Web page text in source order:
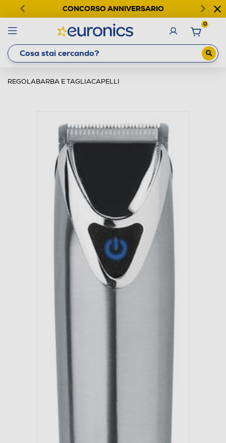
CONCORSO ANNIVERSARIO
0
REGOLABARBA E TAGLIACAPELLI